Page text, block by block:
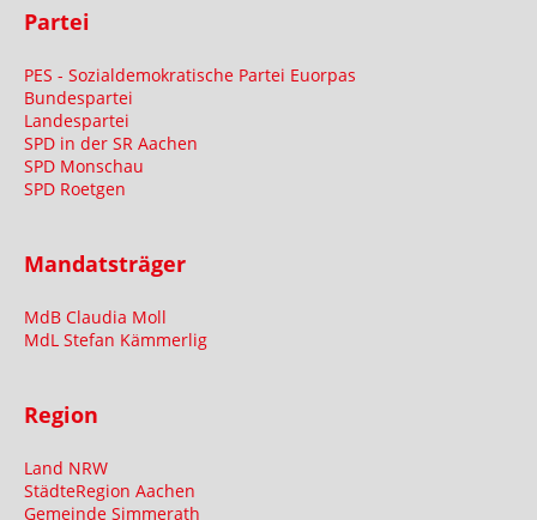
Partei
PES - Sozialdemokratische Partei Euorpas
Bundespartei
Landespartei
SPD in der SR Aachen
SPD Monschau
SPD Roetgen
Mandatsträger
MdB Claudia Moll
MdL Stefan Kämmerlig
Region
Land NRW
StädteRegion Aachen
Gemeinde Simmerath